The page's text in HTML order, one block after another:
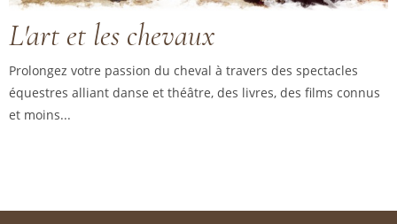
L'art et les chevaux
Prolongez votre passion du cheval à travers des spectacles
équestres alliant danse et théâtre, des livres, des films connus
et moins...